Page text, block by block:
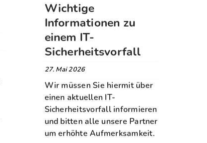
Wichtige
Informationen zu
einem IT-
Sicherheitsvorfall
27. Mai 2026
Wir müssen Sie hiermit über
einen aktuellen IT-
Sicherheitsvorfall informieren
und bitten alle unsere Partner
um erhöhte Aufmerksamkeit.